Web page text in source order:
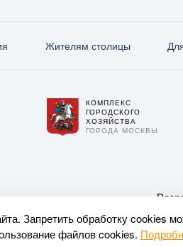
Жителям столицы
КОМПЛЕКС
ГОРОДСКОГО
ХОЗЯЙСТВА
ГОРОДА МОСКВЫ
Запретить обработку cookies
файлов cookies.